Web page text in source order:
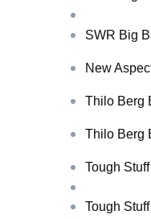
SWR Big
New
Thilo Berg
Thilo Berg
Tough
Tough